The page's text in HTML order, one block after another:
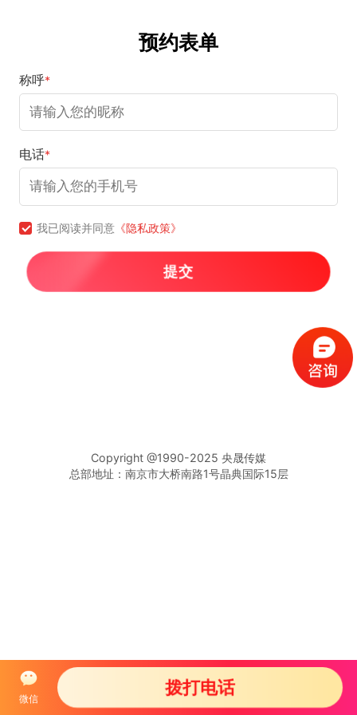
预约表单
称呼*
电话*
我已阅读并同意《隐私政策》
提交
Copyright @1990-2025 央晟传媒
总部地址：南京市大桥南路1号晶典国际15层
微信
拨打电话